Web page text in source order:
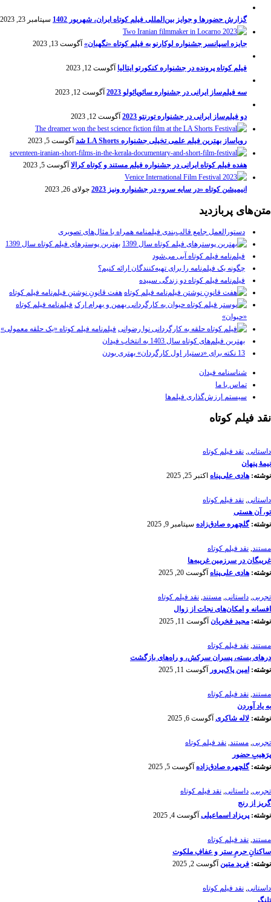
گزارش حضورها و جوایز بین‌المللی فیلم کوتاه ایران، شهریور 1402 سپتامبر 23, 2023
جایزه اسپانسر جشنواره لوکارنو به فیلم کوتاه «نگهبان» آگوست 13, 2023
فیلم کوتاه پرونده در جشنواره کنکورتو ایتالیا آگوست 12, 2023
سه فیلم‌ساز ایرانی در جشنواره سائوپائولو 2023 آگوست 12, 2023
دو فیلم‌ساز ایرانی در جشنواره تورنتو 2023 آگوست 12, 2023
رویاساز بهترین فیلم علمی تخیلی جشنواره LA Shorts شد آگوست 5, 2023
هفده فیلم کوتاه ایرانی در جشنواره فیلم مستند و کوتاه کرالا آگوست 5, 2023
انیمیشن کوتاه «در سایه سرو» در جشنواره ونیز 2023 جولای 26, 2023
متن‌های پربازدید
دستورالعمل جامع قالب‌بندی فیلمنامه همراه با مثال‌های تصویری
بهترین پوسترهای فیلم کوتاه سال 1399
فیلم‌نامه فیلم کوتاه آبی می‌شود
چگونه یک فیلم‌نامه را برای تهیه‌کنندگان ارائه کنیم؟
فیلم‌نامه فیلم کوتاه دو زندگی سپیده
هفت قانونِ نوشتن فیلم‌نامه فیلم کوتاه
فیلم‌نامه فیلم کوتاه
«حیوان»
فیلم‌نامه فیلم کوتاه «یک حلقه معمولی»
بهترین فیلم‌های کوتاه سال 1403 به انتخاب فیدان
13 نکته برای «دستیار اول کارگردان» بهتری بودن
شناسنامه فیدان
تماس با ما
سیستم ارزش‌گذاری فیلم‌ها
نقد فیلم کوتاه
داستانی نقد فیلم کوتاه
نیمۀ پنهان
نوشته: هادی علی‌پناه اکتبر 25, 2025
داستانی نقد فیلم کوتاه
تو، آن هستی
نوشته:گلچهره صادق‌زاده سپتامبر 9, 2025
مستند نقد فیلم کوتاه
غریبگان در سرزمین غریبه‌ها
نوشته: هادی علی‌پناه آگوست 20, 2025
تجربی داستانی مستند نقد فیلم کوتاه
افسانه‌ و امکان‌های نجات از زوال
نوشته: مجید فخریان آگوست 11, 2025
مستند نقد فیلم کوتاه
درهای بسته، پسران سرکش، و راه‌های بازگشت
نوشته: امین پاک‌پرور آگوست 11, 2025
مستند نقد فیلم کوتاه
به یاد آوردن
نوشته: لاله شاکری آگوست 6, 2025
تجربی مستند نقد فیلم کوتاه
پرَهیب‌ِ حضور
نوشته:گلچهره صادق‌زاده آگوست 5, 2025
تجربی داستانی نقد فیلم کوتاه
گریز از رنج
نوشته: پریزاد اسماعیلی آگوست 4, 2025
مستند نقد فیلم کوتاه
ساکنانِ حرمِ ستر و عفافِ ملکوت
نوشته: فرید متین آگوست 2, 2025
داستانی نقد فیلم کوتاه
تلنگر